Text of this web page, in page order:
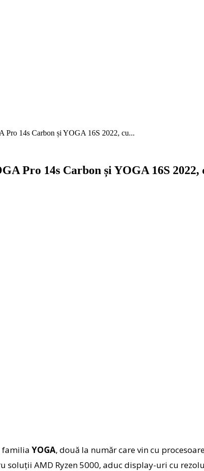
Pro 14s Carbon și YOGA 16S 2022, cu...
Pro 14s Carbon și YOGA 16S 2022,
familia YOGA, două la număr care vin cu
soluții AMD Ryzen 5000, aduc display-uri cu